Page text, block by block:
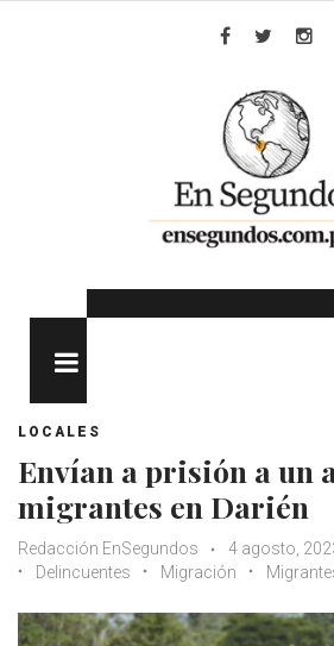
LOCALES
Envían a prisión a un
migrantes en Darién
Redacción EnSegundos 4 agosto,
Delincuentes
Migración